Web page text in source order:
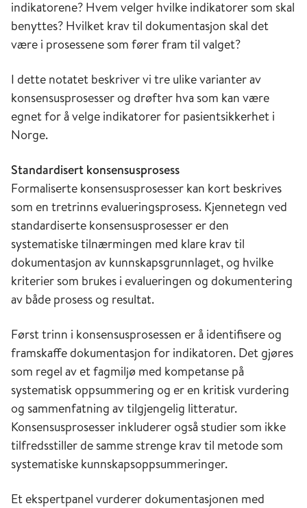
indikatorene? Hvem velger hvilke indikatorer som skal
benyttes? Hvilket krav til dokumentasjon skal det
være i prosessene som fører fram til valget?
I dette notatet beskriver vi tre ulike varianter av
konsensusprosesser og drøfter hva som kan være
egnet for å velge indikatorer for pasientsikkerhet i
Norge.
Standardisert konsensusprosess
Formaliserte konsensusprosesser kan kort beskrives
som en tretrinns evalueringsprosess. Kjennetegn ved
standardiserte konsensusprosesser er den
systematiske tilnærmingen med klare krav til
dokumentasjon av kunnskapsgrunnlaget, og hvilke
kriterier som brukes i evalueringen og dokumentering
av både prosess og resultat.
Først trinn i konsensusprosessen er å identifisere og
framskaffe dokumentasjon for indikatoren. Det gjøres
som regel av et fagmiljø med kompetanse på
systematisk oppsummering og er en kritisk vurdering
og sammenfatning av tilgjengelig litteratur.
Konsensusprosesser inkluderer også studier som ikke
tilfredsstiller de samme strenge krav til metode som
systematiske kunnskapsoppsummeringer.
Et ekspertpanel vurderer dokumentasjonen med